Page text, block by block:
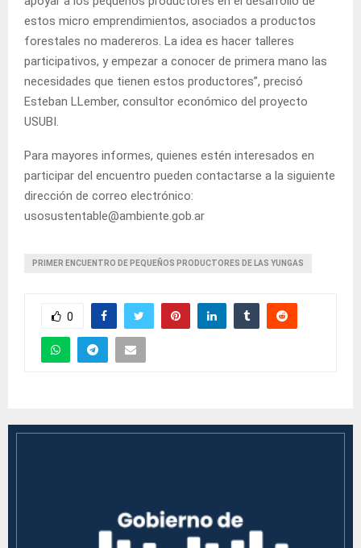
estos micro emprendimientos, asociados a productos
forestales no madereros. La idea es hacer talleres
participativos, y empezar a conocer de primera mano las
necesidades que tienen estos productores”, precisó
Esteban LLember, consultor económico del proyecto
USUBI.
Para mayores informes, quienes estén interesados en
participar del encuentro pueden contactarse a la siguiente
dirección de correo electrónico:
usosustentable@ambiente.gob.ar
PRIMER ENCUENTRO DE PEQUEÑOS PRODUCTORES DE LAS YUNGAS
0